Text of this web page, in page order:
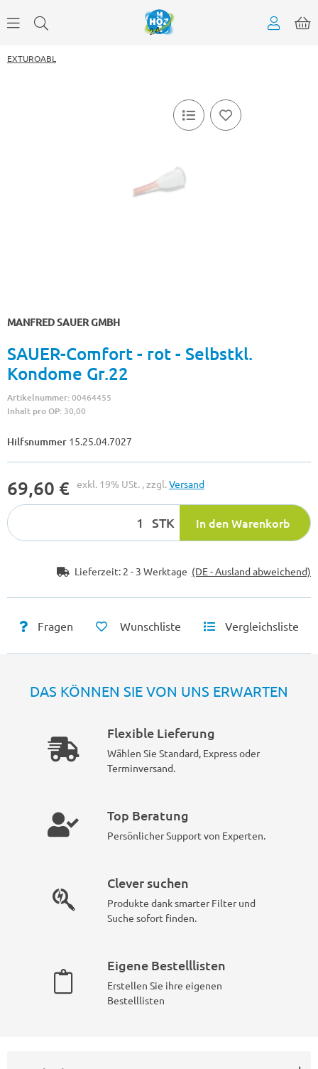
EXTUROABL
MANFRED SAUER GMBH
SAUER-Comfort - rot - Selbstkl.
Kondome Gr.22
Artikelnummer:00464455
Inhalt pro OP: 30,00
Hilfsnummer 15.25.04.7027
69,60 € exkl. 19% USt. , zzgl.Versand
STK In den Warenkorb
Lieferzeit: 2 - 3 Werktage (DE - Ausland abweichend)
Fragen Wunschliste Vergleichsliste
DAS KÖNNEN SIE VON UNS ERWARTEN
Flexible Lieferung
Wählen Sie Standard, Express oder
Terminversand.
Top Beratung
Persönlicher Support von Experten.
Clever suchen
Produkte dank smarter Filter und
Suche sofort finden.
Eigene Bestelllisten
Erstellen Sie ihre eigenen
Bestelllisten